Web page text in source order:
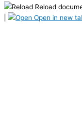
Reload
Open in new